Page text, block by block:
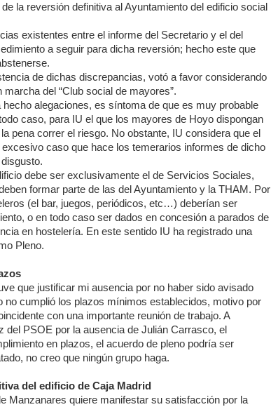
la reversión definitiva al Ayuntamiento del edificio social
existentes entre el informe del Secretario y el del
a seguir para dicha reversión; hecho este que
de dichas discrepancias, votó a favor considerando
del “Club social de mayores”.
alegaciones, es síntoma de que es muy probable
caso, para IU el que los mayores de Hoyo dispongan
pena correr el riesgo. No obstante, IU considera que el
caso que hace los temerarios informes de dicho
debe ser exclusivamente el de Servicios Sociales,
formar parte de las del Ayuntamiento y la THAM. Por
(el bar, juegos, periódicos, etc…) deberían ser
o en todo caso ser dados en concesión a parados de
en hostelería. En este sentido IU ha registrado una
Pleno.
que justificar mi ausencia por no haber sido avisado
no cumplió los plazos mínimos establecidos, motivo por
con una importante reunión de trabajo. A
del PSOE por la ausencia de Julián Carrasco, el
en plazos, el acuerdo de pleno podría ser
no creo que ningún grupo haga.
del edificio de Caja Madrid
Manzanares quiere manifestar su satisfacción por la